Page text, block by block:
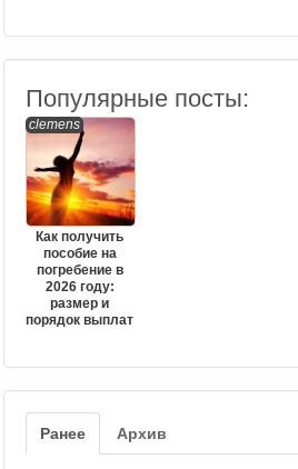
Популярные посты:
clemens
Как получить
пособие на
погребение в
2026 году:
размер и
порядок выплат
Ранее Архив